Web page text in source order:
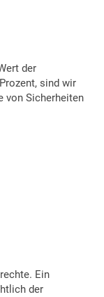
der
sind wir
von Sicherheiten
Ein
der